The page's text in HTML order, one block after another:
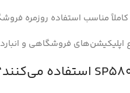
مناسب استفاده روزمره
اپلیکیشن‌های فروشگاهی و